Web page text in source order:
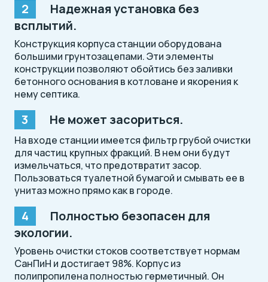
Надежная установка без
всплытий.
Конструкция корпуса станции оборудована
большими грунтозацепами. Эти элементы
конструкции позволяют обойтись без заливки
бетонного основания в котловане и якорения к
нему септика.
Не может засориться.
На входе станции имеется фильтр грубой очистки
для частиц крупных фракций. В нем они будут
измельчаться, что предотвратит засор.
Пользоваться туалетной бумагой и смывать ее в
унитаз можно прямо как в городе.
Полностью безопасен для
экологии.
Уровень очистки стоков соответствует нормам
СанПиН и достигает 98%. Корпус из
полипропилена полностью герметичный. Он